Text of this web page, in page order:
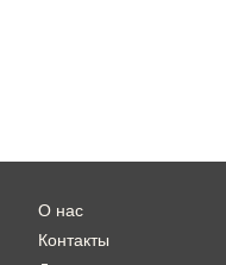
О нас
Контакты